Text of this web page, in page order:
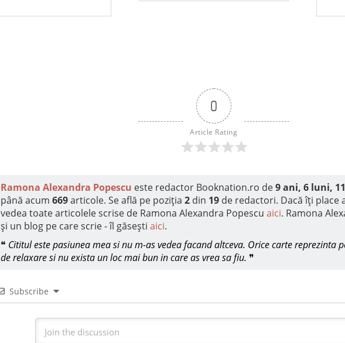
0
Article Rating
Ramona Alexandra Popescu este redactor Booknation.ro de9 ani, 6 luni,
până acum 669articole. Se află pe poziția 2din 19de redactori. Dacă îți place
vedea toate articolele scrise de Ramona Alexandra Popescu aici. Ramona
și un blog pe care scrie - îl găsești aici.
❝ Cititul este pasiunea mea si nu m-as vedea facand altceva. Orice carte reprezinta
de relaxare si nu exista un loc mai bun in care as vrea sa fiu. ❞
Subscribe